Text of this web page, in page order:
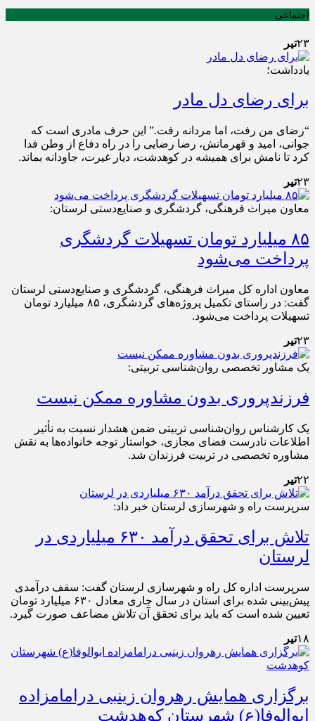
اجتماعی
۲۳تیر
یادداشت؛
برای رضای دل مادر
“رضای من رفت، اما مردانه رفت.” این حرف مادری است که
جوانی، امید و قهرمانش، رضا رضایی را در راه دفاع از وطن فدا
کرد تا نامش برای همیشه در کوهدشت، دیار غیرت، جاودانه بماند.
۲۳تیر
معاون میراث فرهنگی، گردشگری و صنایع‌دستی لرستان:
۸۵ میلیارد تومان تسهیلات گردشگری
پرداخت می‌شود
معاون اداره کل میراث فرهنگی، گردشگری و صنایع‌دستی لرستان
گفت: در راستای تکمیل پروژه‌های گردشگری، ۸۵ میلیارد تومان
تسهیلات پرداخت می‌شود.
۲۳تیر
یک مشاور تخصصی روان‌شناسی تربیتی:
فرزندپروری بدون مشاوره ممکن نیست
یک کارشناس روان‌شناسی تربیتی ضمن هشدار نسبت به تأثیر
اطلاعات نادرست فضای مجازی، خواستار توجه خانواده‌ها به نقش
مشاوره تخصصی در تربیت فرزندان شد.
۲۲تیر
سرپرست راه و شهرسازی لرستان خبر داد:
تلاش برای تحقق درآمد ۶۳۰ میلیاردی در
لرستان
سرپرست اداره کل راه و شهرسازی لرستان گفت: سقف درآمدی
پیش‌بینی شده برای استان در سال جاری معادل ۶۳۰ میلیارد تومان
تعیین شده است که باید برای تحقق آن تلاش مضاعف صورت گیرد.
۱۸تیر
برگزاری همایش رهروان زینبی درامامزاده
ابوالوفا(ع) شهرستان کوهدشت